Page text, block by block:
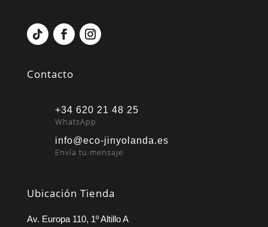
Contacto
+34 620 21 48 25
WhatsApp
info@eco-jinyolanda.es
Envía tu mensaje
Ubicación Tienda
Av. Europa 110, 1º Altillo A